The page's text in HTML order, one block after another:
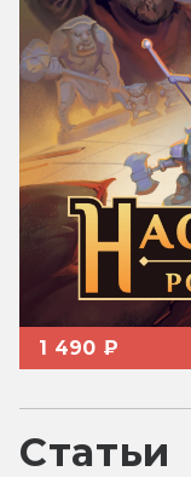
1 490 ₽
Статьи